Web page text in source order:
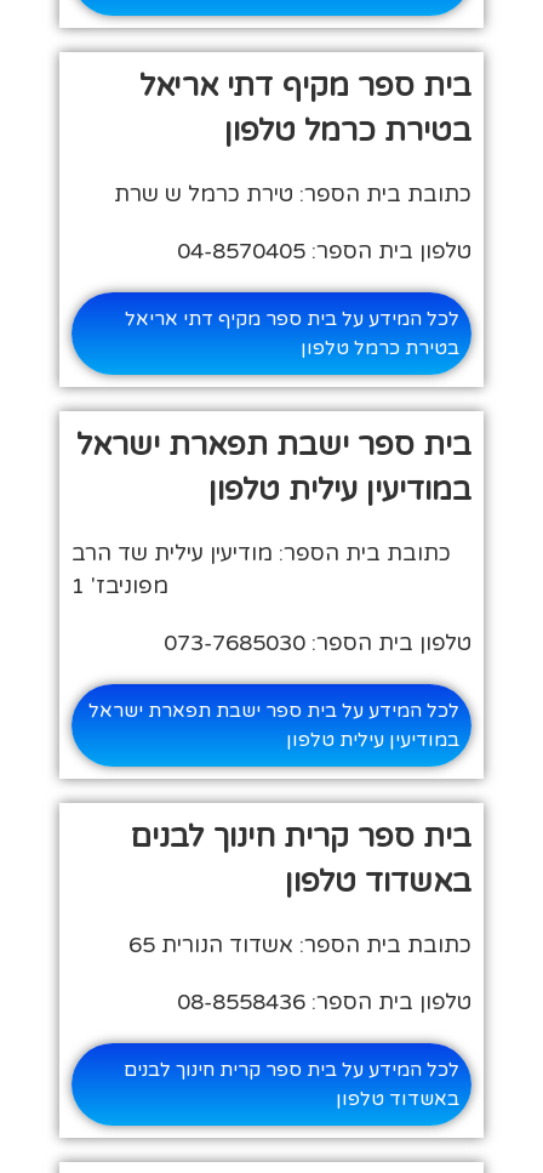
בית ספר מקיף דתי אריאל
בטירת כרמל טלפון
כתובת בית הספר: טירת כרמל ש שרת
טלפון בית הספר: 04-8570405
לכל המידע על בית ספר מקיף דתי אריאל
בטירת כרמל טלפון
בית ספר ישבת תפארת ישראל
במודיעין עילית טלפון
כתובת בית הספר: מודיעין עילית שד הרב
מפוניבז' 1
טלפון בית הספר: 073-7685030
לכל המידע על בית ספר ישבת תפארת ישראל
במודיעין עילית טלפון
בית ספר קרית חינוך לבנים
באשדוד טלפון
כתובת בית הספר: אשדוד הנורית 65
טלפון בית הספר: 08-8558436
לכל המידע על בית ספר קרית חינוך לבנים
באשדוד טלפון